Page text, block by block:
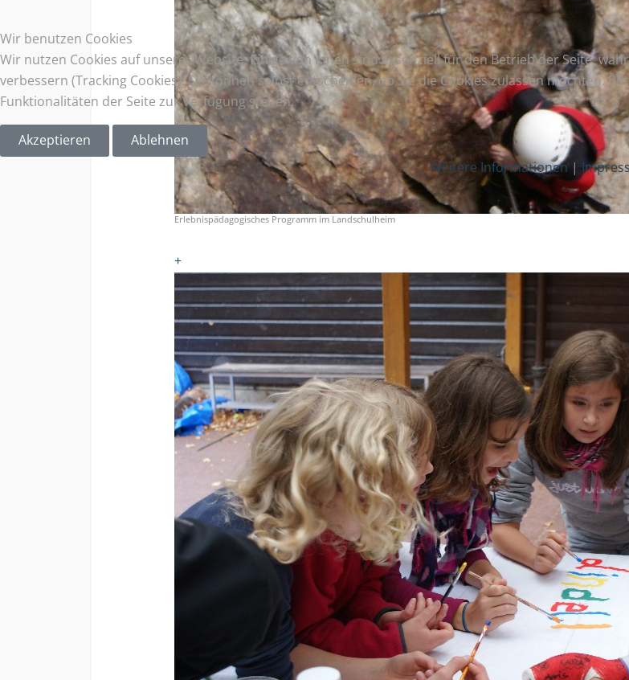
Erlebnispädagogisches Programm im Landschulheim
+
Wir benutzen Cookies
Wir nutzen Cookies auf unserer Website. Einige von ihnen sind essenziell für den Betrieb der Seite,
verbessern (Tracking Cookies). Sie können selbst entscheiden, ob Sie die Cookies zulassen möchten.
Funktionalitäten der Seite zur Verfügung stehen.
Akzeptieren
Ablehnen
Weitere Informationen|